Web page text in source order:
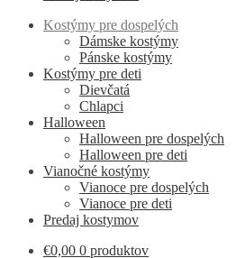
Kostýmy pre dospelých
Dámske kostýmy
Pánske kostýmy
Kostýmy pre deti
Dievčatá
Chlapci
Halloween
Halloween pre dospelých
Halloween pre deti
Vianočné kostýmy
Vianoce pre dospelých
Vianoce pre deti
Predaj kostymov
€0,00 0 produktov